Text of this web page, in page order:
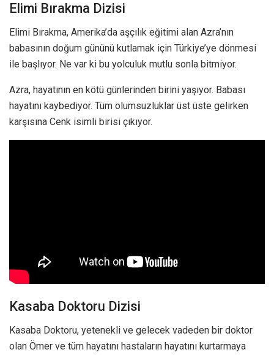
Elimi Bırakma Dizisi
Elimi Bırakma, Amerika’da aşçılık eğitimi alan Azra’nın
babasının doğum gününü kutlamak için Türkiye’ye dönmesi
ile başlıyor. Ne var ki bu yolculuk mutlu sonla bitmiyor.
Azra, hayatının en kötü günlerinden birini yaşıyor. Babası
hayatını kaybediyor. Tüm olumsuzluklar üst üste gelirken
karşısına Cenk isimli birisi çıkıyor.
Kasaba Doktoru Dizisi
Kasaba Doktoru, yetenekli ve gelecek vadeden bir doktor
olan Ömer ve tüm hayatını hastaların hayatını kurtarmaya